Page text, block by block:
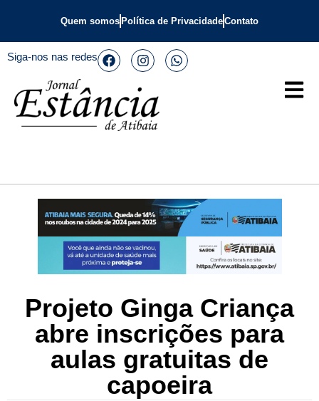
Quem somos Política de PrivacidadeContato
Siga-nos nas redes
Projeto Ginga Criança
abre inscrições para
aulas gratuitas de
capoeira